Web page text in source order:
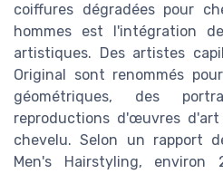
coiffures dégradées pour
hommes est l'intégration
artistiques. Des artistes
Original sont renommés
géométriques, des
reproductions d'œuvres
chevelu. Selon un rapport
Men's Hairstyling, environ